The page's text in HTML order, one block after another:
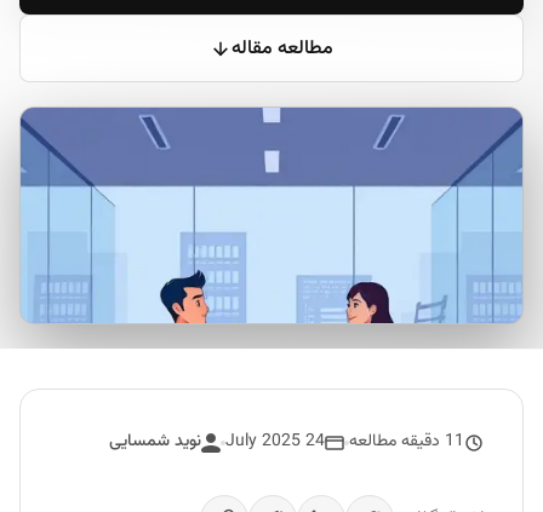
مطالعه مقاله
11 دقیقه مطالعه 24 July 2025 نوید شمسایی